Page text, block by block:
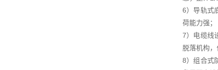
6）导轨式
荷能力强；
7）电缆线
脱落机构
8）组合式